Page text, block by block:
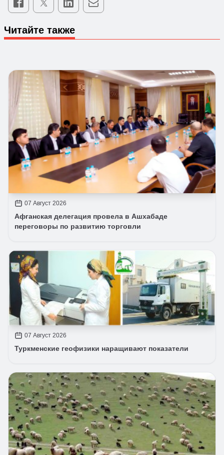
Читайте также
07 Август 2026
Афганская делегация провела в Ашхабаде
переговоры по развитию торговли
07 Август 2026
Туркменские геофизики наращивают показатели